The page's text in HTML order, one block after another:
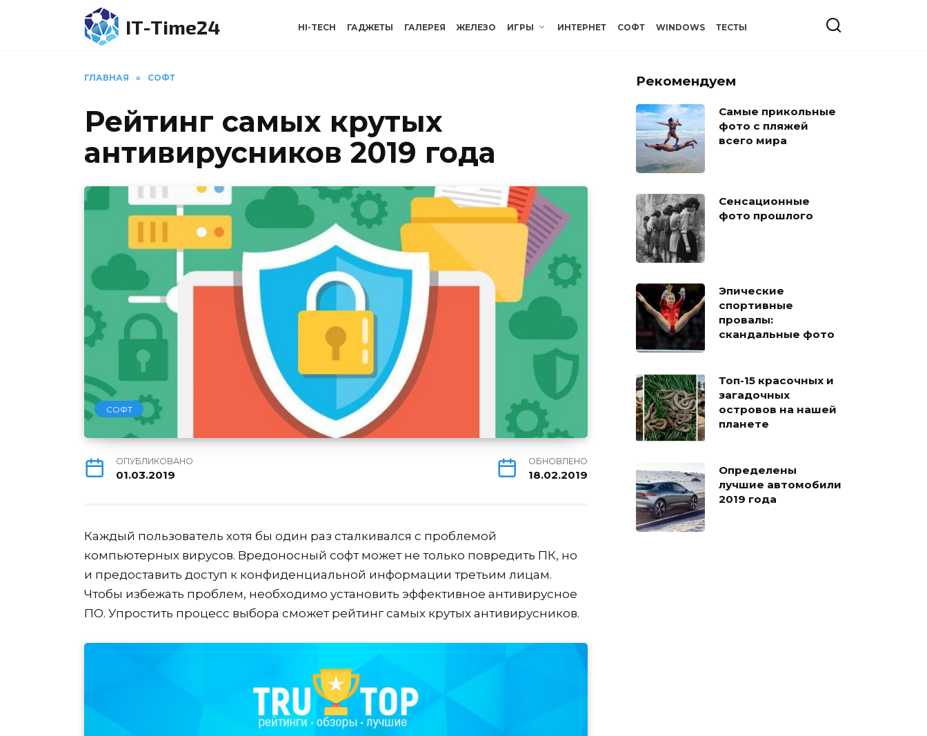
IT-Time24 HI-TECH ГАДЖЕТЫ ГАЛЕРЕЯ ЖЕЛЕЗО ИГРЫ ИНТЕРНЕТ СОФТ WINDOWS ТЕСТЫ
ГЛАВНАЯ » СОФТ
Рейтинг самых крутых
антивирусников 2019 года
СОФТ
ОПУБЛИКОВАНО
01.03.2019
ОБНОВЛЕНО
18.02.2019
Каждый пользователь хотя бы один раз сталкивался с проблемой
компьютерных вирусов. Вредоносный софт может не только повредить ПК, но
и предоставить доступ к конфиденциальной информации третьим лицам.
Чтобы избежать проблем, необходимо установить эффективное антивирусное
ПО. Упростить процесс выбора сможет рейтинг самых крутых антивирусников.
Рекомендуем
Самые прикольные
фото с пляжей
всего мира
Сенсационные
фото прошлого
Эпические
спортивные
провалы:
скандальные фото
Топ-15 красочных и
загадочных
островов на нашей
планете
Определены
лучшие автомобили
2019 года